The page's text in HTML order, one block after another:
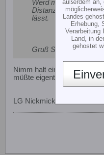
Werd mal schauen
Distanzscheiben
lässt.
Gruß Stefan
Nimm halt einfach die vom
müßte eigentlich funzen !
LG Nickmick
außerdem an,
Landes
Erhebung,
Verarbeitung
Land, in
gehostet